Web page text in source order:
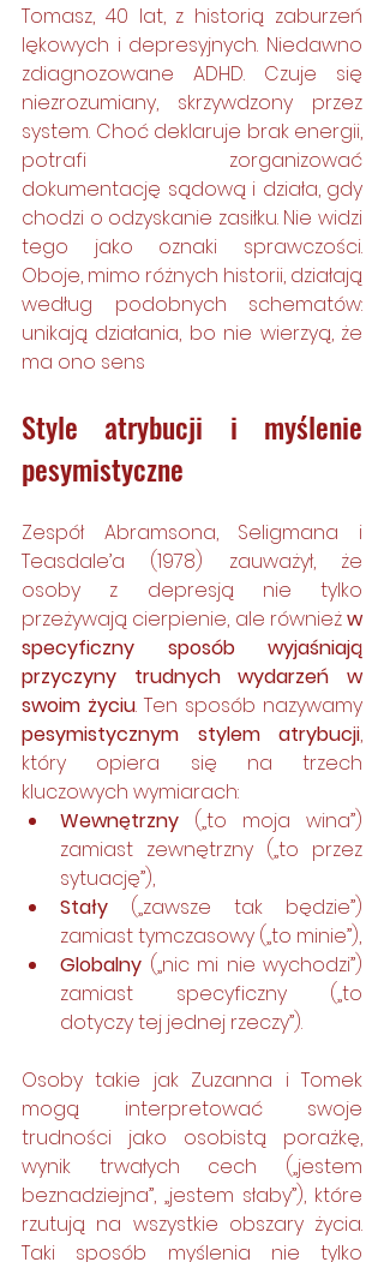
Tomasz, 40 lat, z historią zaburzeń
lękowych i depresyjnych. Niedawno
zdiagnozowane ADHD. Czuje się
niezrozumiany, skrzywdzony przez
system. Choć deklaruje brak energii,
potrafi zorganizować
dokumentację sądową i działa, gdy
chodzi o odzyskanie zasiłku. Nie widzi
tego jako oznaki sprawczości.
Oboje, mimo różnych historii, działają
według podobnych schematów:
unikają działania, bo nie wierzyą, że
ma ono sens
Style atrybucji i myślenie
pesymistyczne
Zespół Abramsona, Seligmana i
Teasdale’a (1978) zauważył, że
osoby z depresją nie tylko
przeżywają cierpienie, ale również w
specyficzny sposób wyjaśniają
przyczyny trudnych wydarzeń w
swoim życiu
pesymistycznym stylem atrybucji,
który opiera się na trzech
kluczowych wymiarach:
Wewnętrzny („to moja wina”)
zamiast zewnętrzny („to przez
sytuację”),
Stały („zawsze tak będzie”)
zamiast tymczasowy („to minie”),
Globalny („nic mi nie wychodzi”)
zamiast specyficzny („to
dotyczy tej jednej rzeczy”).
Osoby takie jak Zuzanna i Tomek
mogą interpretować swoje
trudności jako osobistą porażkę,
wynik trwałych cech („jestem
beznadziejna”, „jestem słaby”), które
rzutują na wszystkie obszary życia.
Taki sposób myślenia nie tylko